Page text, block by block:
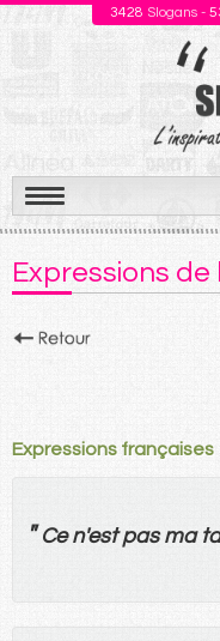
3428 Slogans -
Aller
au
contenu
Expressions
Expressions françaises
" Cen'est pas ma